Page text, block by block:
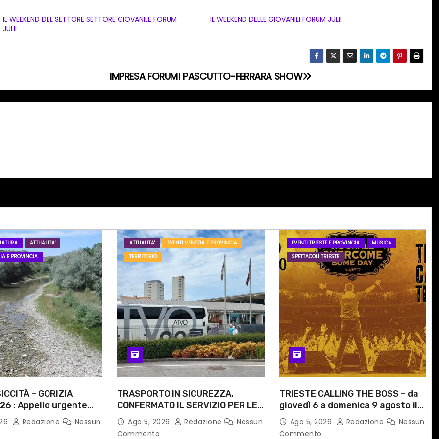
IL WEEKEND DEL SETTORE SETTORE GIOVANILE FORUM
JULII
IL WEEKEND DELLE GIOVANILI FORUM JULII
IMPRESA FORUM! PASCUTTO-FERRARA SHOW
ATTUALITA'
E PROVINCIA
– GORIZIA
: Appello urgente
competenti
Redazione
Nessun
ATTUALITA'
EVENTI VENEZIA E PROVINCIA
TERRITORIO
TRASPORTO IN SICUREZZA,
CONFERMATO IL SERVIZIO PER LE
NOTTI DI AGOSTO: DEFINITI
PERCORSI, FERMATE E ORARIO
Ago 5, 2026 Redazione
Nessun
Commento
EVENTI TRIESTE E PROVINCIA
MUSICA
SPETTACOLI TRIESTE
TRIESTE CALLING THE BOSS – da
giovedì 6 a domenica 9 agosto il
festival triestino dedicato a
Springsteen
Ago 5, 2026 Redazione
Nessun
Commento